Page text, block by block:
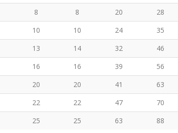
8 8 20 28
10 10 24 35
13 14 32 46
16 16 39 56
20 20 41 63
22 22 47 70
25 25 63 88